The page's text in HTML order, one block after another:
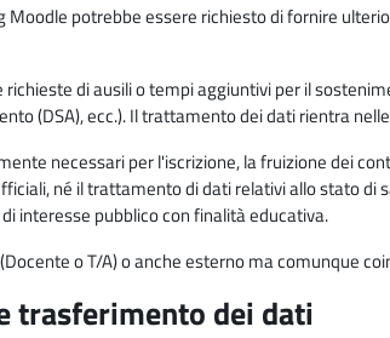
potrebbe essere richiesto di fornire
di ausili o tempi aggiuntivi per il
(DSA), ecc.). Il trattamento dei dati rientra
necessari per l'iscrizione, la fruizione dei
né il trattamento di dati relativi allo stato
interesse pubblico con finalità educativa.
o T/A) o anche esterno ma comunque
trasferimento dei dati